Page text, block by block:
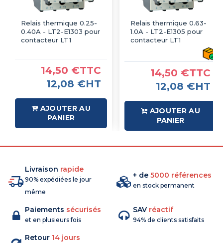
Relais thermique 0.25-
0.40A - LT2-E1303 pour
contacteur LT1
14,50 €TTC
12,08 €HT
AJOUTER AU
PANIER
Relais thermique 0.63-
1.0A - LT2-E1305 pour
contacteur LT1
14,50 €TTC
12,08 €HT
AJOUTER AU
PANIER
Livraison rapide
90% expédiées le jour
même
+ de 5000 références
en stock permanent
Paiements sécurisés
et en plusieurs fois
SAV réactif
94% de clients satisfaits
Retour 14 jours